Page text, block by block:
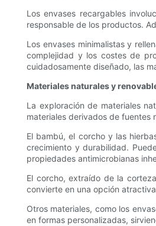
Los envases recargables
responsable de los productos.
Los envases minimalistas y
complejidad y los costes de
cuidadosamente diseñado, las
Materiales naturales y
La exploración de materiales
materiales derivados de fuentes
El bambú, el corcho y las
crecimiento y durabilidad.
propiedades antimicrobianas
El corcho, extraído de la
convierte en una opción
Otros materiales, como los
en formas personalizadas,